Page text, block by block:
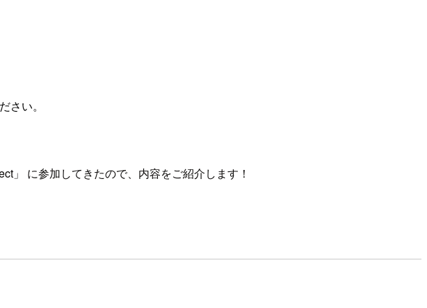
さい。
」 に参加してきたので、内容をご紹介します！